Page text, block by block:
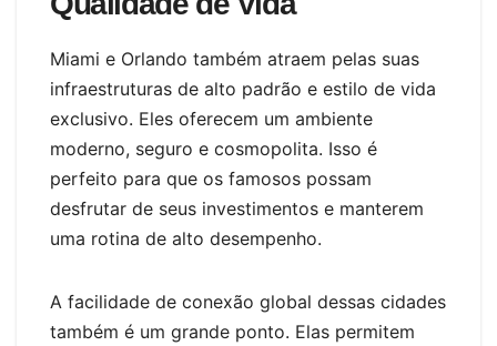
Miami e Orlando também atraem pelas suas
infraestruturas de alto padrão e estilo de vida
exclusivo. Eles oferecem um ambiente
moderno, seguro e cosmopolita. Isso é
perfeito para que os famosos possam
desfrutar de seus investimentos e manterem
uma rotina de alto desempenho.
A facilidade de conexão global dessas cidades
também é um grande ponto. Elas permitem